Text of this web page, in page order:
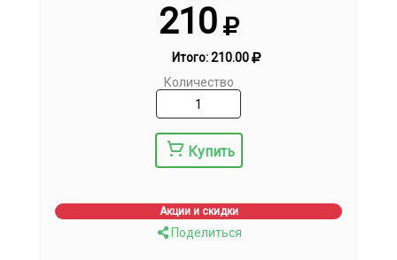
210
Итого:210.00
Количество
Купить
Акции и скидки
Поделиться